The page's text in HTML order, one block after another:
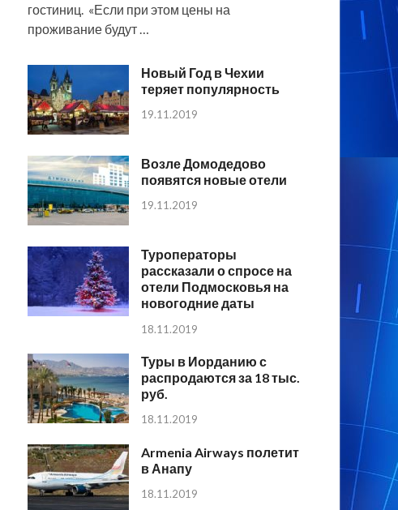
гостиниц. «Если при этом цены на
проживание будут …
Новый Год в Чехии
теряет популярность
19.11.2019
Возле Домодедово
появятся новые отели
19.11.2019
Туроператоры
рассказали о спросе на
отели Подмосковья на
новогодние даты
18.11.2019
Туры в Иорданию с
распродаются за 18 тыс.
руб.
18.11.2019
Armenia Airways полетит
в Анапу
18.11.2019